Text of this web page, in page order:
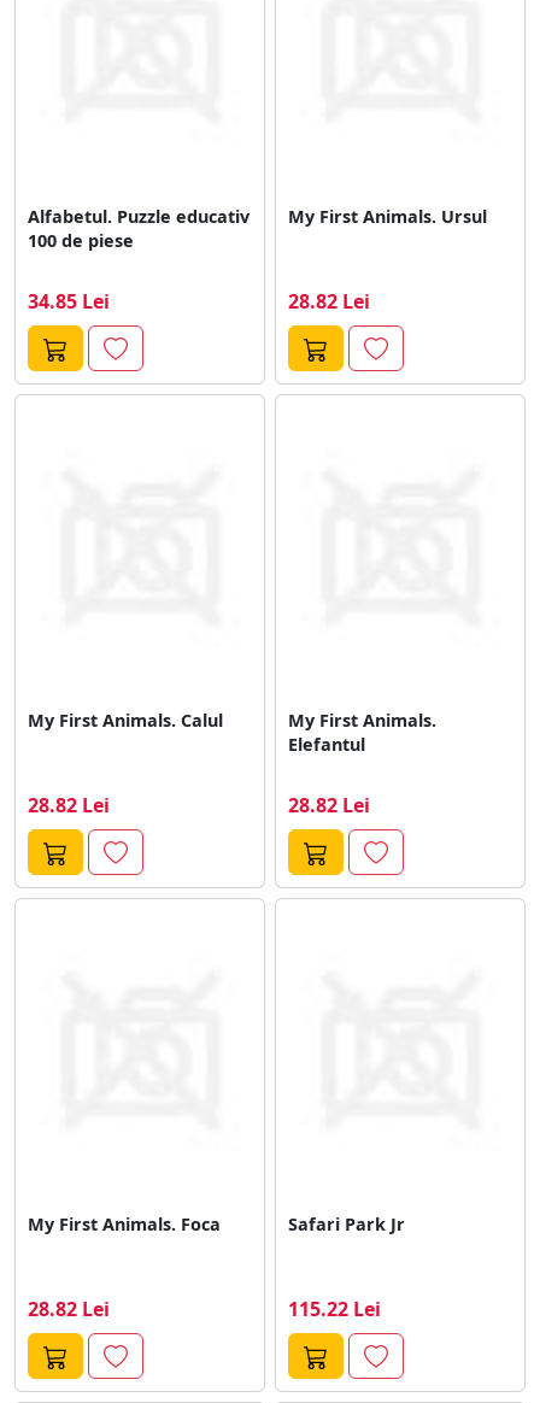
Alfabetul. Puzzle educativ
100 de piese
34.85 Lei
My First Animals. Ursul
28.82 Lei
My First Animals. Calul
28.82 Lei
My First Animals.
Elefantul
28.82 Lei
My First Animals. Foca
28.82 Lei
Safari Park Jr
115.22 Lei